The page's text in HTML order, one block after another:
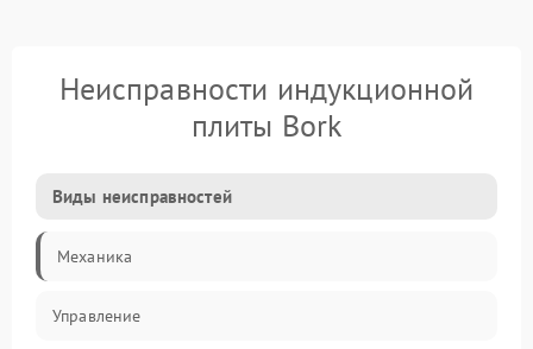
Неисправности индукционной
плиты Bork
Виды неисправностей
Механика
Управление